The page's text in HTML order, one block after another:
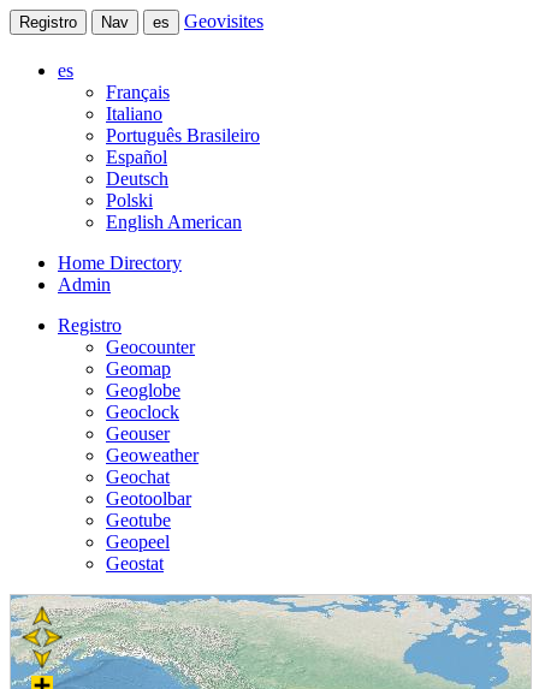
Registro Nav es Geovisites
es
Français
Italiano
Português Brasileiro
Español
Deutsch
Polski
English American
Home Directory
Admin
Registro
Geocounter
Geomap
Geoglobe
Geoclock
Geouser
Geoweather
Geochat
Geotoolbar
Geotube
Geopeel
Geostat